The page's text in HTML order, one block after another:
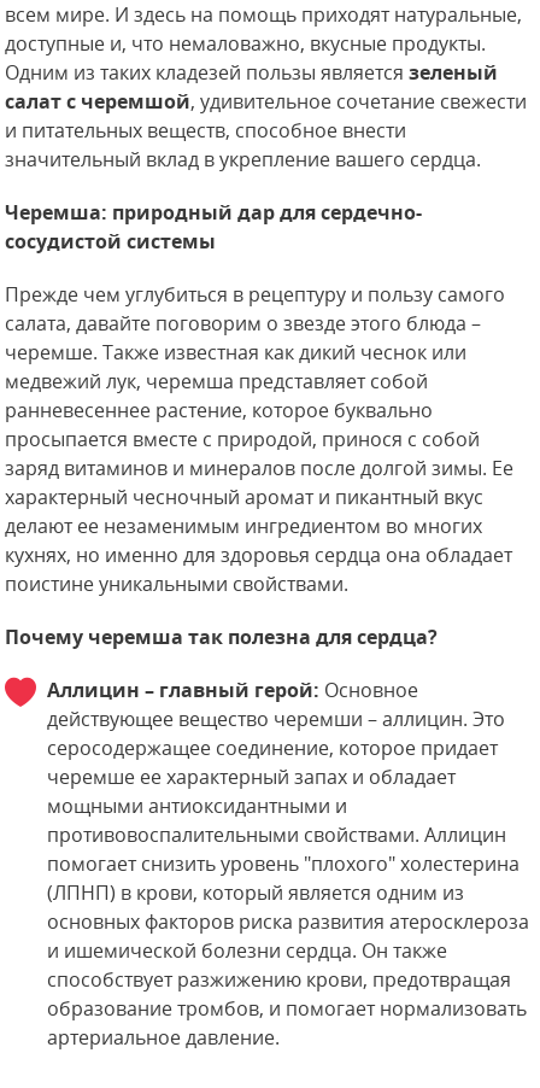
всем мире. И здесь на помощь приходят натуральные,
доступные и, что немаловажно, вкусные продукты.
Одним из таких кладезей пользы являетсязеленый
салат с черемшой, удивительное сочетание свежести
и питательных веществ, способное внести
значительный вклад в укрепление вашего сердца.
Черемша: природный дар для сердечно-
сосудистой системы
Прежде чем углубиться в рецептуру и пользу самого
салата, давайте поговорим о звезде этого блюда –
черемше. Также известная как дикий чеснок или
медвежий лук, черемша представляет собой
ранневесеннее растение, которое буквально
просыпается вместе с природой, принося с собой
заряд витаминов и минералов после долгой зимы. Ее
характерный чесночный аромат и пикантный вкус
делают ее незаменимым ингредиентом во многих
кухнях, но именно для здоровья сердца она обладает
поистине уникальными свойствами.
Почему черемша так полезна для сердца?
Аллицин – главный герой: Основное
действующее вещество черемши – аллицин. Это
серосодержащее соединение, которое придает
черемше ее характерный запах и обладает
мощными антиоксидантными и
противовоспалительными свойствами. Аллицин
помогает снизить уровень "плохого" холестерина
(ЛПНП) в крови, который является одним из
основных факторов риска развития атеросклероза
и ишемической болезни сердца. Он также
способствует разжижению крови, предотвращая
образование тромбов, и помогает нормализовать
артериальное давление.